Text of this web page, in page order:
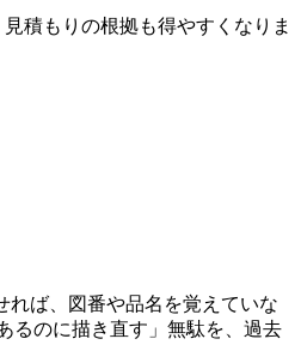
積もりの根拠も得やすくなりま
ば、図番や品名を覚えていな
るのに描き直す」無駄を、過去